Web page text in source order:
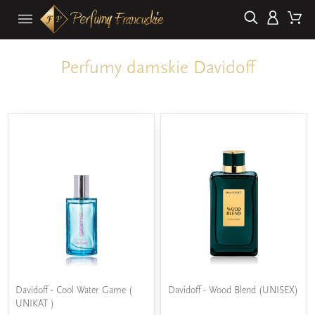
Perfumy damskie Davidoff
Davidoff - Cool Water Game (
UNIKAT )
Davidoff - Wood Blend (UNISEX)